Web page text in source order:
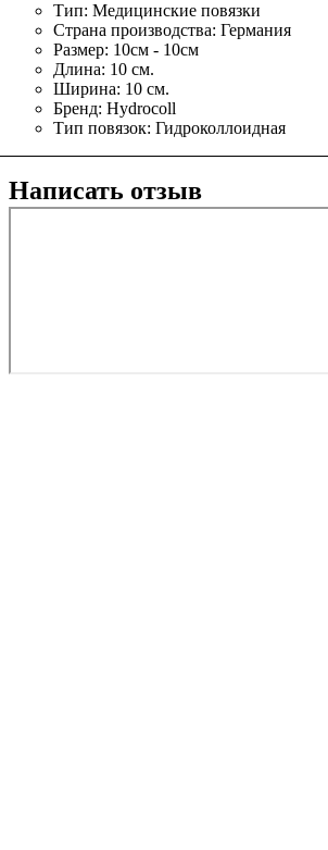
Тип: Медицинские повязки
Страна производства: Германия
Размер: 10см - 10см
Длина: 10 см.
Ширина: 10 см.
Бренд: Hydrocoll
Тип повязок: Гидроколлоидная
Написать отзыв